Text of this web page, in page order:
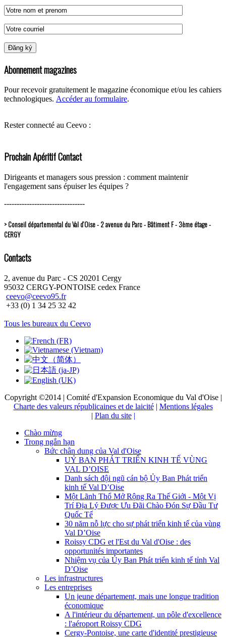
Abonnement magazines
Pour recevoir gratuitement le magazine économique et/ou les cahiers
technologiques. Accéder au formulaire.
Rester connecté au Ceevo :
Prochain Apéritif Contact
Dirigeants et managers sous pression : comment maintenir
l'engagement sans épuiser les équipes ?
--------------------------------
> Conseil départemental du Val d’Oise - 2 avenue du Parc - Bâtiment F - 3ème étage -
CERGY
Contacts
2, avenue du Parc - CS 20201 Cergy
95032 CERGY-PONTOISE cedex France
ceevo@ceevo95.fr
+33 (0) 1 34 25 32 42
Tous les bureaux du Ceevo
Copyright ©2014 | Comité d'Expansion Economique du Val d'Oise |
Charte des valeurs républicaines et de laicité| Mentions légales
| Plan du site |
Chào mừng
Trong ngắn hạn
Bức chân dung của Val d'Oise
UỶ BAN PHÁT TRIỂN KINH TẾ VÙNG
VAL D’OISE
Danh sách đội ngũ cán bộ Ủy Ban Phát triển
kinh tế Val D’Oise
Một Lãnh Thổ Mở Rộng Ra Thế Giới - Một Vị
Trí Địa Lý Được Ưu Đãi Chào Đón Sự Đầu Tư
Quốc Tế
30 năm nỗ lực cho sự phát triển kinh tế của vùng
Val D’Oise
Roissy CDG et l'Est du Val d'Oise : des
opportunités importantes
Nhiệm vụ của Ủy Ban Phát triển kinh tế tỉnh Val
D’Oise
Les infrastructures
Les entreprises
Un jeune département, mais une longue tradition
économique
A l'intérieur du département, un pôle d'excellence
: l'aéroport Roissy CDG
Cergy-Pontoise, une carte d'identité prestigieuse